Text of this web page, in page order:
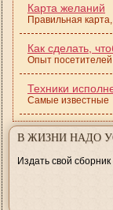
Карта желаний
Правильная
Как сделать,
Опыт посетителей
Техники
Самые известные
В ЖИЗНИ НАДО
Издать свой сборник